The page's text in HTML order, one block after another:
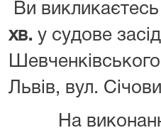
Ви
хв. у судове
Львів, вул.
На виконання